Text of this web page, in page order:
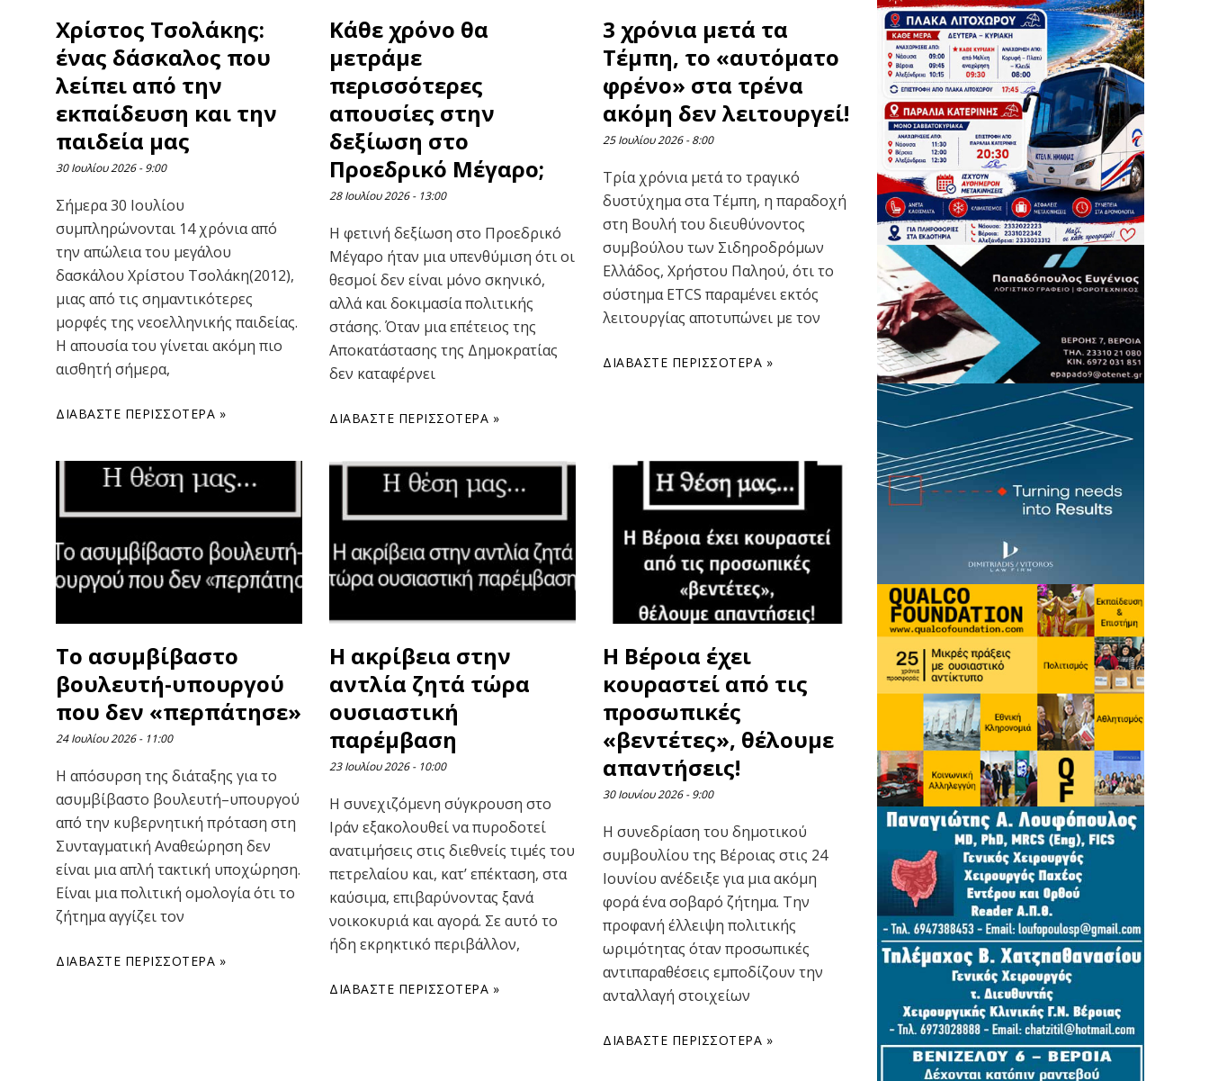
Χρίστος Τσολάκης:
ένας δάσκαλος που
λείπει από την
εκπαίδευση και την
παιδεία μας
30 Ιουλίου 2026 9:00
Σήμερα 30 Ιουλίου
συμπληρώνονται 14 χρόνια από
την απώλεια του μεγάλου
δασκάλου Χρίστου Τσολάκη(2012),
μιας από τις σημαντικότερες
μορφές της νεοελληνικής παιδείας.
Η απουσία του γίνεται ακόμη πιο
αισθητή σήμερα,
ΔΙΑΒΆΣΤΕ ΠΕΡΙΣΣΌΤΕΡΑ »
Κάθε χρόνο θα
μετράμε
περισσότερες
απουσίες στην
δεξίωση στο
Προεδρικό Μέγαρο;
28 Ιουλίου 2026 13:00
Η φετινή δεξίωση στο Προεδρικό
Μέγαρο ήταν μια υπενθύμιση ότι οι
θεσμοί δεν είναι μόνο σκηνικό,
αλλά και δοκιμασία πολιτικής
στάσης. Όταν μια επέτειος της
Αποκατάστασης της Δημοκρατίας
δεν καταφέρνει
ΔΙΑΒΆΣΤΕ ΠΕΡΙΣΣΌΤΕΡΑ »
3 χρόνια μετά τα
Τέμπη, το «αυτόματο
φρένο» στα τρένα
ακόμη δεν λειτουργεί!
25 Ιουλίου 2026 8:00
Τρία χρόνια μετά το τραγικό
δυστύχημα στα Τέμπη, η παραδοχή
στη Βουλή του διευθύνοντος
συμβούλου των Σιδηροδρόμων
Ελλάδος, Χρήστου Παληού, ότι το
σύστημα ETCS παραμένει εκτός
λειτουργίας αποτυπώνει με τον
ΔΙΑΒΆΣΤΕ ΠΕΡΙΣΣΌΤΕΡΑ »
Το ασυμβίβαστο
βουλευτή-υπουργού
που δεν «περπάτησε»
24 Ιουλίου 2026 11:00
Η απόσυρση της διάταξης για το
ασυμβίβαστο βουλευτή–υπουργού
από την κυβερνητική πρόταση στη
Συνταγματική Αναθεώρηση δεν
είναι μια απλή τακτική υποχώρηση.
Είναι μια πολιτική ομολογία ότι το
ζήτημα αγγίζει τον
ΔΙΑΒΆΣΤΕ ΠΕΡΙΣΣΌΤΕΡΑ »
Η ακρίβεια στην
αντλία ζητά τώρα
ουσιαστική
παρέμβαση
23 Ιουλίου 2026 10:00
Η συνεχιζόμενη σύγκρουση στο
Ιράν εξακολουθεί να πυροδοτεί
ανατιμήσεις στις διεθνείς τιμές του
πετρελαίου και, κατ’ επέκταση, στα
καύσιμα, επιβαρύνοντας ξανά
νοικοκυριά και αγορά. Σε αυτό το
ήδη εκρηκτικό περιβάλλον,
ΔΙΑΒΆΣΤΕ ΠΕΡΙΣΣΌΤΕΡΑ »
Η Βέροια έχει
κουραστεί από τις
προσωπικές
«βεντέτες», θέλουμε
απαντήσεις!
30 Ιουνίου 2026 9:00
Η συνεδρίαση του δημοτικού
συμβουλίου της Βέροιας στις 24
Ιουνίου ανέδειξε για μια ακόμη
φορά ένα σοβαρό ζήτημα. Την
προφανή έλλειψη πολιτικής
ωριμότητας όταν προσωπικές
αντιπαραθέσεις εμποδίζουν την
ανταλλαγή στοιχείων
ΔΙΑΒΆΣΤΕ ΠΕΡΙΣΣΌΤΕΡΑ »